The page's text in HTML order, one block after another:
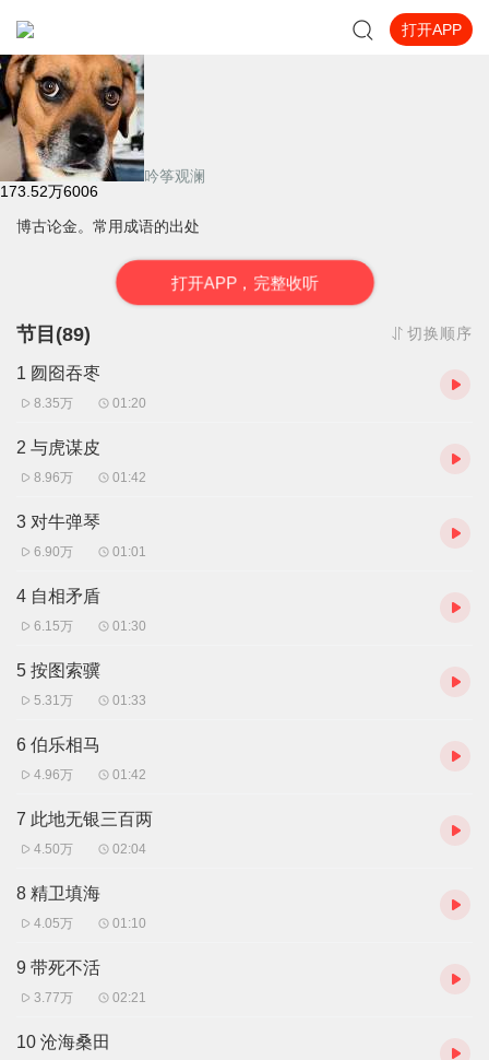
打开APP
成语故事一百篇
吟筝观澜
173.52万6006
博古论金。常用成语的出处
打开APP，完整收听
节目(89) 切换顺序
1 囫囵吞枣
8.35万 01:20
2 与虎谋皮
8.96万 01:42
3 对牛弹琴
6.90万 01:01
4 自相矛盾
6.15万 01:30
5 按图索骥
5.31万 01:33
6 伯乐相马
4.96万 01:42
7 此地无银三百两
4.50万 02:04
8 精卫填海
4.05万 01:10
9 带死不活
3.77万 02:21
10 沧海桑田